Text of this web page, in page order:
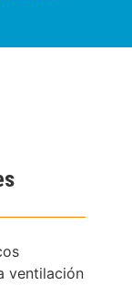
ventilación